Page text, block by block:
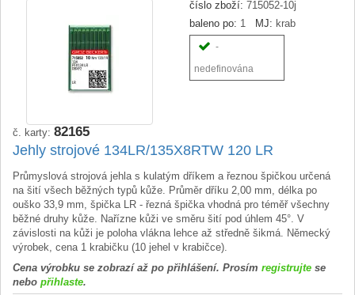
číslo zboží: 715052-10j
baleno po: 1 MJ: krab
-
nedefinována
č. karty: 82165
Jehly strojové 134LR/135X8RTW 120 LR
Průmyslová strojová jehla s kulatým dříkem a řeznou špičkou určená
na šití všech běžných typů kůže. Průměr dříku 2,00 mm, délka po
ouško 33,9 mm, špička LR - řezná špička vhodná pro téměř všechny
běžné druhy kůže. Nařízne kůži ve směru šití pod úhlem 45°. V
závislosti na kůži je poloha vlákna lehce až středně šikmá. Německý
výrobek, cena 1 krabičku (10 jehel v krabičce).
Cena výrobku se zobrazí až po přihlášení. Prosím registrujte se
nebo přihlaste.